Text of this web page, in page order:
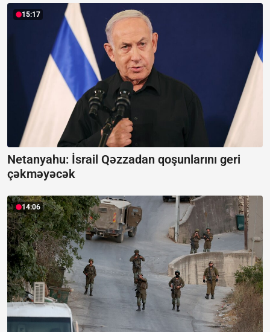
15:17
Netanyahu: İsrail Qəzzadan qoşunlarını geri
çəkməyəcək
14:06